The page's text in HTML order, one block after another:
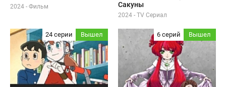
2024 - Фильм
Сакуны
2024 - TV Сериал
24 серии Вышел 6 серий Вышел